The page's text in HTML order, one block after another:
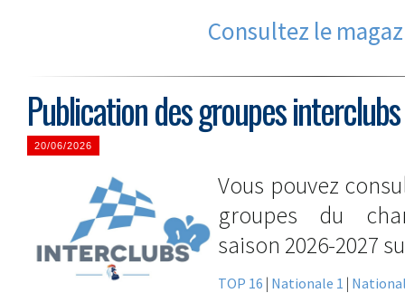
Consultez le
Publication des groupes
20/06/2026
Vous pouvez
groupes du
saison 2026-2027
TOP 16 | Nationale 1 |